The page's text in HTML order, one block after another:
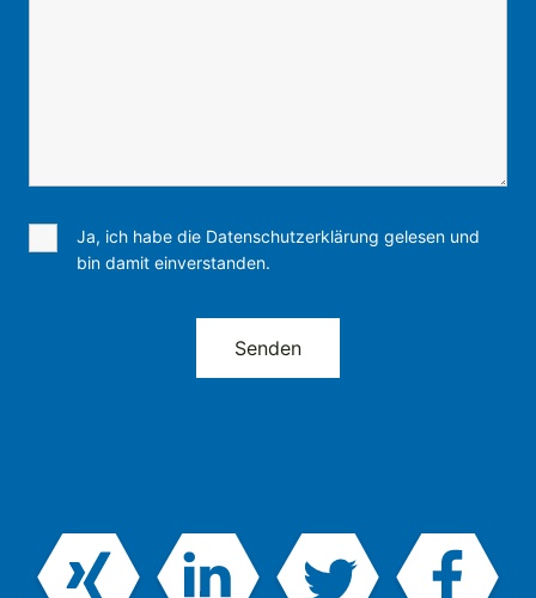
Ja, ich habe die Datenschutzerklärung gelesen und
bin damit einverstanden.